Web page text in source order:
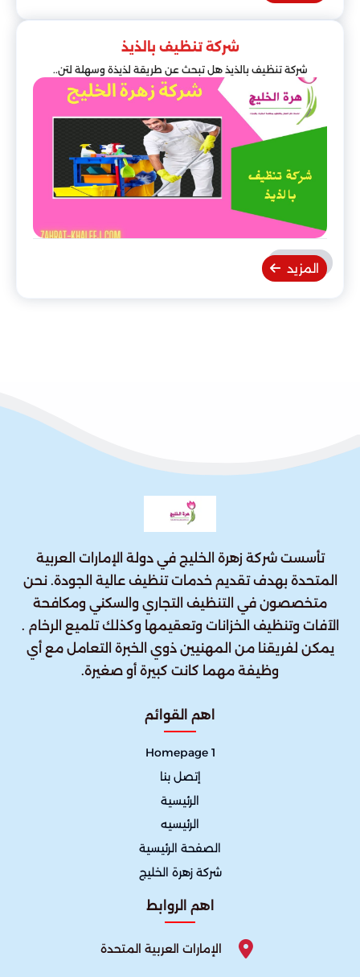
شركة تنظيف بالذيذ
شركة تنظيف بالذيذ هل تبحث عن طريقة لذيذة وسهلة لتن..
المزيد
تأسست شركة زهرة الخليج في دولة الإمارات العربية
المتحدة بهدف تقديم خدمات تنظيف عالية الجودة. نحن
متخصصون في التنظيف التجاري والسكني ومكافحة
الآفات وتنظيف الخزانات وتعقيمها وكذلك تلميع الرخام .
يمكن لفريقنا من المهنيين ذوي الخبرة التعامل مع أي
وظيفة مهما كانت كبيرة أو صغيرة.
اهم القوائم
Homepage 1
إتصل بنا
الرئيسية
الرئيسيه
الصفحة الرئيسية
شركة زهرة الخليج
اهم الروابط
الإمارات العربية المتحدة